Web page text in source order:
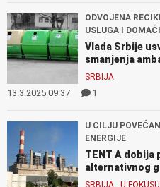
ODVOJENA
USLUGA I
Vlada Srbije
smanjenja
SRBIJA
13.3.2025 09:37 1
U CILJU
ENERGIJE
TENT A dobija
alternativnog
SRBIJA U FOKUSU